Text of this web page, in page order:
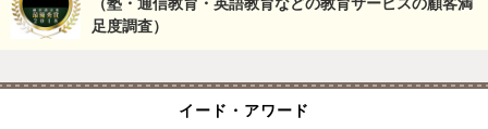
足度調査）
イード・アワード